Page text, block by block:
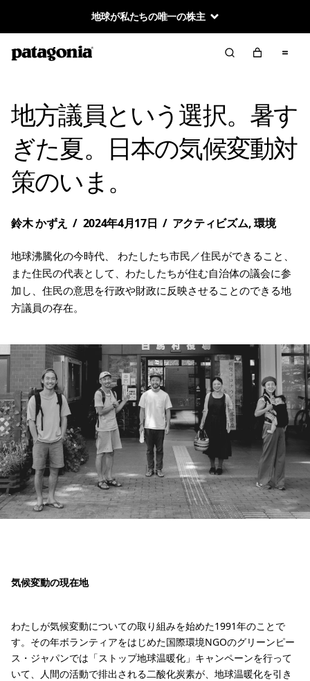
地球が私たちの唯一の株主
地方議員という選択。暑す
ぎた夏。日本の気候変動対
策のいま。
鈴木 かずえ / 2024年4月17日 / アクティビズム,環境
地球沸騰化の今時代、 わたしたち市民／住民ができること、
また住民の代表として、わたしたちが住む自治体の議会に参
加し、住民の意思を行政や財政に反映させることのできる地
方議員の存在。
気候変動の現在地
わたしが気候変動についての取り組みを始めた1991年のことで
す。その年ボランティアをはじめた国際環境NGOのグリーンピー
ス・ジャパンでは「ストップ地球温暖化」キャンペーンを行って
いて、人間の活動で排出される二酸化炭素が、地球温暖化を引き